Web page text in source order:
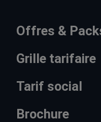
Offres &
Grille tarifaire
Tarif social
Brochure